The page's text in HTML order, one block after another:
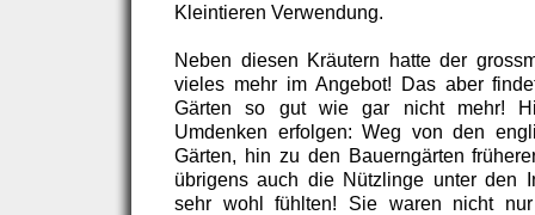
Kleintieren Verwendung.
Neben diesen Kräutern hatte der
vieles mehr im Angebot! Das aber
Gärten so gut wie gar nicht mehr!
Umdenken erfolgen: Weg von den
Gärten, hin zu den Bauerngärten
übrigens auch die Nützlinge unter den
sehr wohl fühlten! Sie waren nicht nur